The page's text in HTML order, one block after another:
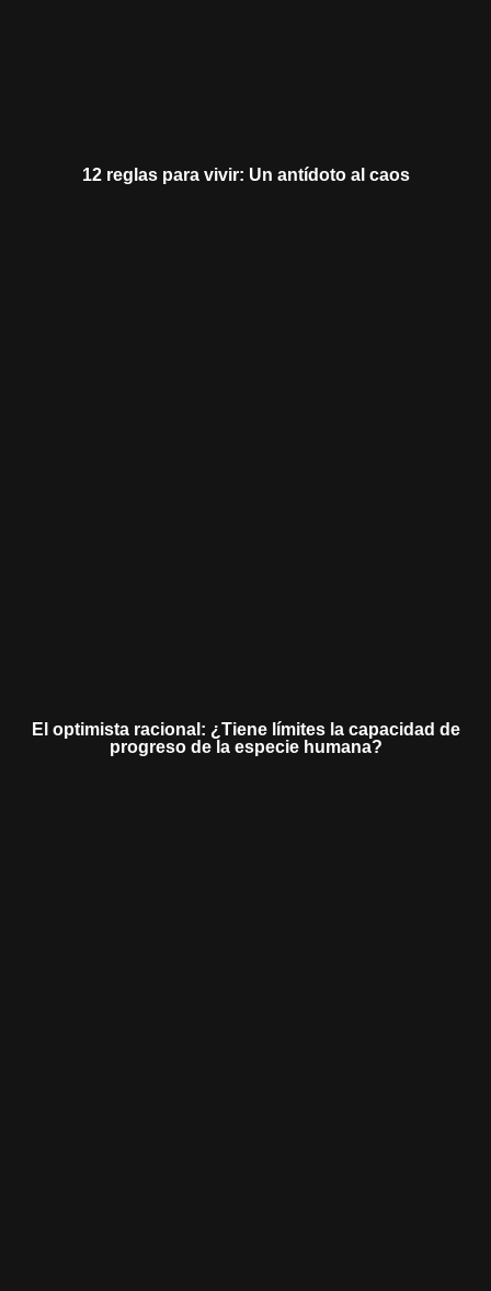
12 reglas para vivir: Un antídoto al caos
El optimista racional: ¿Tiene límites la capacidad de
progreso de la especie humana?